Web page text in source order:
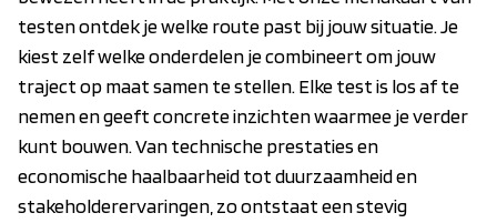
testen ontdek je welke route past bij jouw situatie. Je
kiest zelf welke onderdelen je combineert om jouw
traject op maat samen te stellen. Elke test is los af te
nemen en geeft concrete inzichten waarmee je verder
kunt bouwen. Van technische prestaties en
economische haalbaarheid tot duurzaamheid en
stakeholderervaringen, zo ontstaat een stevig